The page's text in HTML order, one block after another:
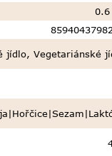
jídlo, Vegetariánské